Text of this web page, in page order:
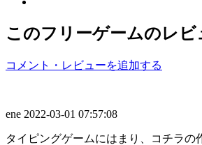
このフリーゲームのレビ
コメント・レビューを追加する
ene 2022-03-01 07:57:08
タイピングゲームにはまり、コチラの